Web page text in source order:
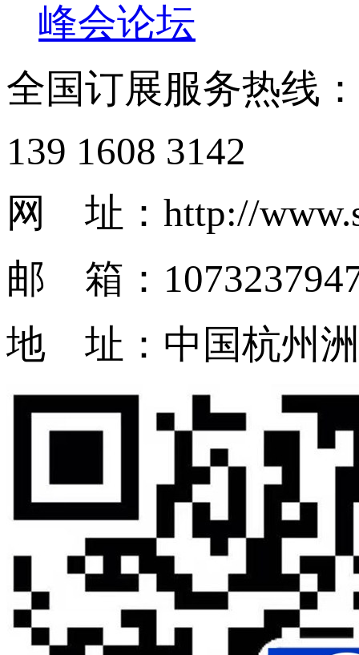
峰会论坛
全国订展服务热线：
139 1608 3142
网 址：http://
邮 箱：
地 址：中国杭州